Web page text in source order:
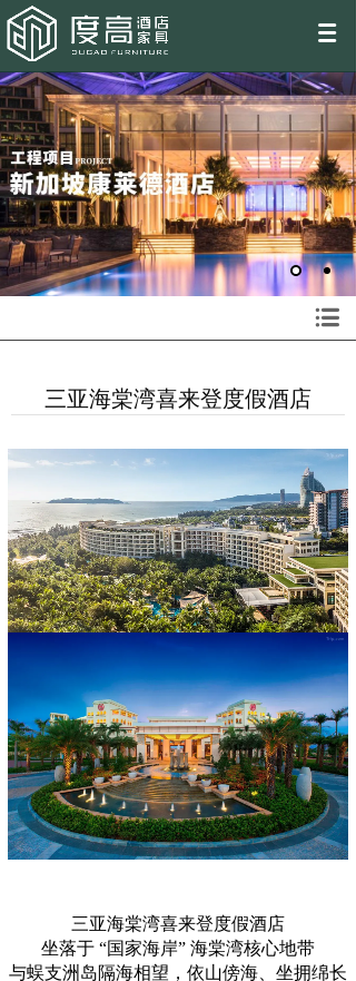
三亚海棠湾喜来登度假酒店
三亚海棠湾喜来登度假酒店
坐落于 “国家海岸” 海棠湾核心地带
与蜈支洲岛隔海相望，依山傍海、坐拥绵长